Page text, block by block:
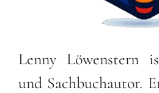
Lenny Löwenstern
und Sachbuchautor.